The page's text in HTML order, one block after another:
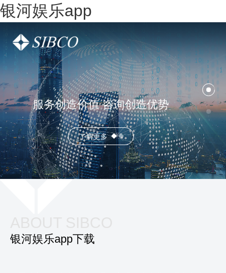
银河娱乐app
服务创造价值 咨询创造优势
了解更多
银河娱乐app下载